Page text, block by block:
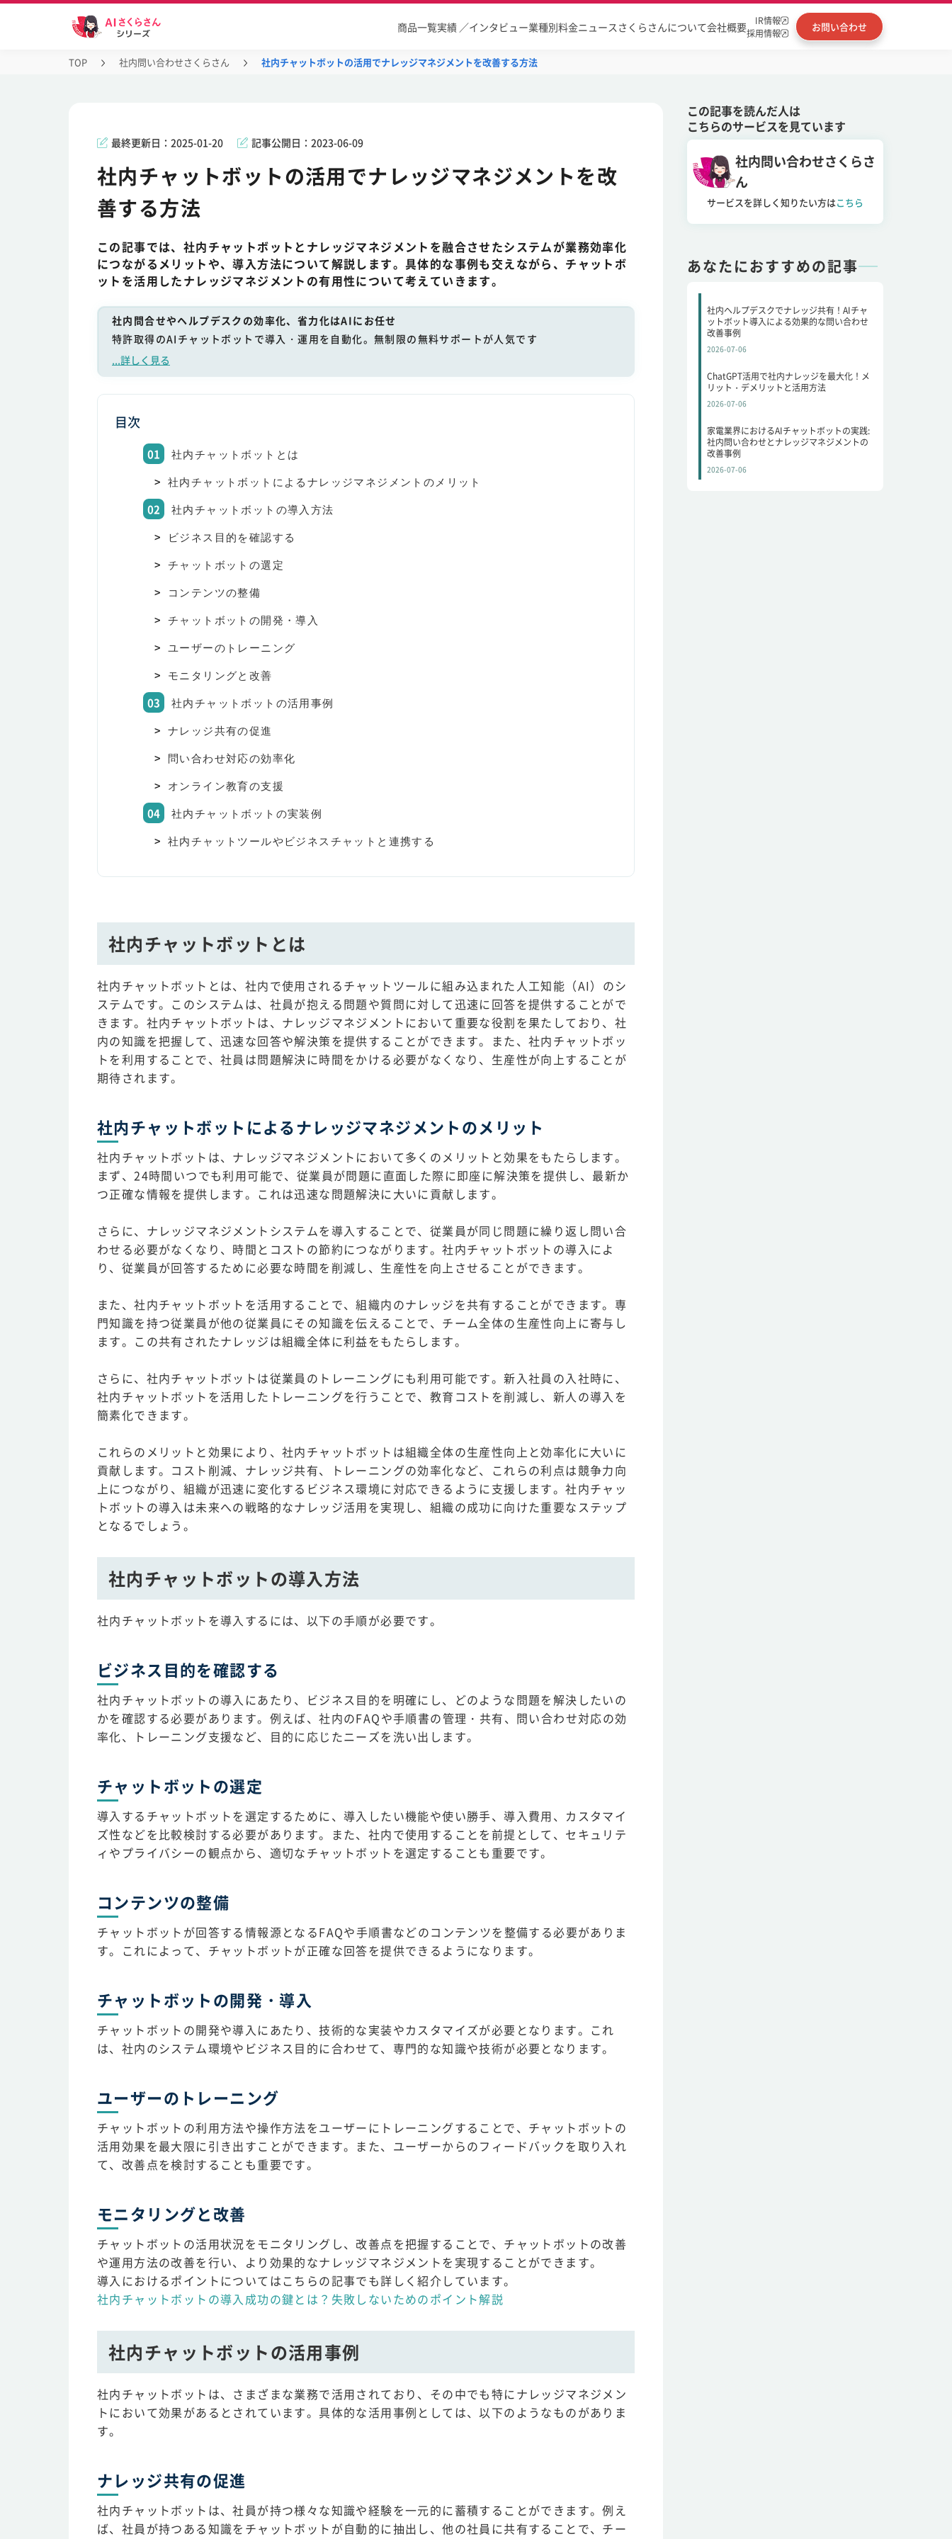
商品一覧実績 ／インタビュー業種別料金ニュース さくらさんについて会社概要
IR情報
採用情報
お問い合わせ
TOP 社内問い合わせさくらさん 社内チャットボットの活用でナレッジマネジメントを改善する方法
最終更新日： 2025-01-20 記事公開日： 2023-06-09
社内チャットボットの活用でナレッジマネジメントを改
善する方法
この記事では、社内チャットボットとナレッジマネジメントを融合させたシステムが業務効率化
につながるメリットや、導入方法について解説します。具体的な事例も交えながら、チャットボ
ットを活用したナレッジマネジメントの有用性について考えていきます。
社内問合せやヘルプデスクの効率化、省力化はAIにお任せ
特許取得のAIチャットボットで導入・運用を自動化。無制限の無料サポートが人気です
...詳しく見る
目次
社内チャットボットとは
社内チャットボットによるナレッジマネジメントのメリット
社内チャットボットの導入方法
ビジネス目的を確認する
チャットボットの選定
コンテンツの整備
チャットボットの開発・導入
ユーザーのトレーニング
モニタリングと改善
社内チャットボットの活用事例
ナレッジ共有の促進
問い合わせ対応の効率化
オンライン教育の支援
社内チャットボットの実装例
社内チャットツールやビジネスチャットと連携する
社内チャットボットとは
社内チャットボットとは、社内で使用されるチャットツールに組み込まれた人工知能（AI）のシ
ステムです。このシステムは、社員が抱える問題や質問に対して迅速に回答を提供することがで
きます。社内チャットボットは、ナレッジマネジメントにおいて重要な役割を果たしており、社
内の知識を把握して、迅速な回答や解決策を提供することができます。また、社内チャットボッ
トを利用することで、社員は問題解決に時間をかける必要がなくなり、生産性が向上することが
期待されます。
社内チャットボットによるナレッジマネジメントのメリット
社内チャットボットは、ナレッジマネジメントにおいて多くのメリットと効果をもたらします。
まず、24時間いつでも利用可能で、従業員が問題に直面した際に即座に解決策を提供し、最新か
つ正確な情報を提供します。これは迅速な問題解決に大いに貢献します。
さらに、ナレッジマネジメントシステムを導入することで、従業員が同じ問題に繰り返し問い合
わせる必要がなくなり、時間とコストの節約につながります。社内チャットボットの導入によ
り、従業員が回答するために必要な時間を削減し、生産性を向上させることができます。
また、社内チャットボットを活用することで、組織内のナレッジを共有することができます。専
門知識を持つ従業員が他の従業員にその知識を伝えることで、チーム全体の生産性向上に寄与し
ます。この共有されたナレッジは組織全体に利益をもたらします。
さらに、社内チャットボットは従業員のトレーニングにも利用可能です。新入社員の入社時に、
社内チャットボットを活用したトレーニングを行うことで、教育コストを削減し、新人の導入を
簡素化できます。
これらのメリットと効果により、社内チャットボットは組織全体の生産性向上と効率化に大いに
貢献します。コスト削減、ナレッジ共有、トレーニングの効率化など、これらの利点は競争力向
上につながり、組織が迅速に変化するビジネス環境に対応できるように支援します。社内チャッ
トボットの導入は未来への戦略的なナレッジ活用を実現し、組織の成功に向けた重要なステップ
となるでしょう。
社内チャットボットの導入方法
社内チャットボットを導入するには、以下の手順が必要です。
ビジネス目的を確認する
社内チャットボットの導入にあたり、ビジネス目的を明確にし、どのような問題を解決したいの
かを確認する必要があります。例えば、社内のFAQや手順書の管理・共有、問い合わせ対応の効
率化、トレーニング支援など、目的に応じたニーズを洗い出します。
チャットボットの選定
導入するチャットボットを選定するために、導入したい機能や使い勝手、導入費用、カスタマイ
ズ性などを比較検討する必要があります。また、社内で使用することを前提として、セキュリテ
ィやプライバシーの観点から、適切なチャットボットを選定することも重要です。
コンテンツの整備
チャットボットが回答する情報源となるFAQや手順書などのコンテンツを整備する必要がありま
す。これによって、チャットボットが正確な回答を提供できるようになります。
チャットボットの開発・導入
チャットボットの開発や導入にあたり、技術的な実装やカスタマイズが必要となります。これ
は、社内のシステム環境やビジネス目的に合わせて、専門的な知識や技術が必要となります。
ユーザーのトレーニング
チャットボットの利用方法や操作方法をユーザーにトレーニングすることで、チャットボットの
活用効果を最大限に引き出すことができます。また、ユーザーからのフィードバックを取り入れ
て、改善点を検討することも重要です。
モニタリングと改善
チャットボットの活用状況をモニタリングし、改善点を把握することで、チャットボットの改善
や運用方法の改善を行い、より効果的なナレッジマネジメントを実現することができます。
導入におけるポイントについてはこちらの記事でも詳しく紹介しています。
社内チャットボットの導入成功の鍵とは？失敗しないためのポイント解説
社内チャットボットの活用事例
社内チャットボットは、さまざまな業務で活用されており、その中でも特にナレッジマネジメン
トにおいて効果があるとされています。具体的な活用事例としては、以下のようなものがありま
す。
ナレッジ共有の促進
社内チャットボットは、社員が持つ様々な知識や経験を一元的に蓄積することができます。例え
ば、社員が持つある知識をチャットボットが自動的に抽出し、他の社員に共有することで、チー
この記事を読んだ人は
こちらのサービスを見ています
社内問い合わせさくらさ
ん
サービスを詳しく知りたい方はこちら
あなたにおすすめの記事
社内ヘルプデスクでナレッジ共有！AIチャ
ットボット導入による効果的な問い合わせ
改善事例
2026-07-06
ChatGPT活用で社内ナレッジを最大化！メ
リット・デメリットと活用方法
2026-07-06
家電業界におけるAIチャットボットの実践:
社内問い合わせとナレッジマネジメントの
改善事例
2026-07-06